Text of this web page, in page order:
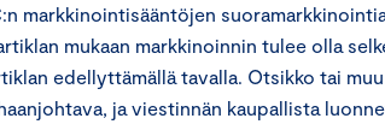
markkinointisääntöjen
mukaan markkinoinnin tulee olla
edellyttämällä tavalla. Otsikko tai
ja viestinnän kaupallista